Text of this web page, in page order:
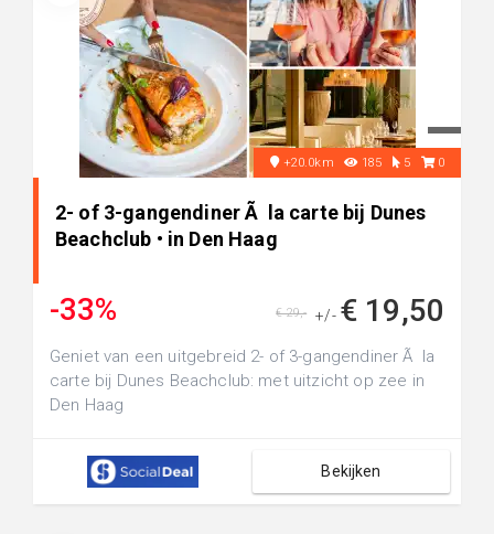
+20.0km 185 5 0
2- of 3-gangendiner Ã la carte bij Dunes
Beachclub • in Den Haag
-33% +/- € 19,50
€ 29,-
Geniet van een uitgebreid 2- of 3-gangendiner Ã la
carte bij Dunes Beachclub: met uitzicht op zee in
Den Haag
Bekijken